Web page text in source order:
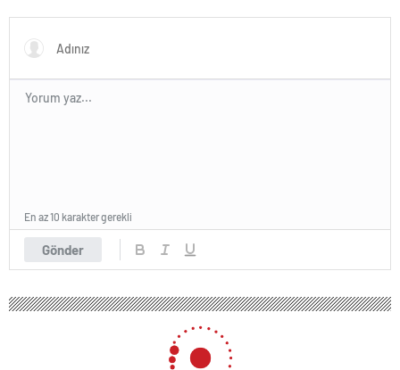
Gönder
En az 10 karakter gerekli